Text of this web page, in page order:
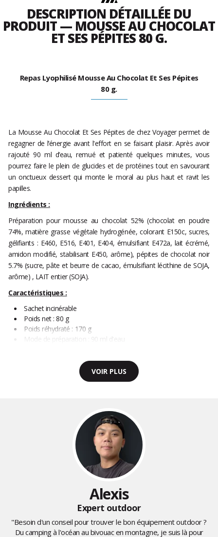
DESCRIPTION DÉTAILLÉE DU
PRODUIT — MOUSSE AU CHOCOLAT
ET SES PÉPITES 80 G.
Repas Lyophilisé Mousse Au Chocolat Et Ses Pépites
80 g.
La Mousse Au Chocolat Et Ses Pépites de chez Voyager permet de
regagner de l’énergie avant l'effort en se faisant plaisir. Après avoir
rajouté 90 ml d’eau, remué et patienté quelques minutes, vous
pourrez faire le plein de glucides et de protéines tout en savourant
un onctueux dessert qui monte le moral au plus haut et ravit les
papilles.
Ingrédients :
Préparation pour mousse au chocolat 52% (chocolat en poudre
74%, matière grasse végétale hydrogénée, colorant E150c, sucres,
gélifiants : E460, E516, E401, E404, émulsifiant E472a, lait écrémé,
amidon modifié, stabilisant E450, arôme), pépites de chocolat noir
5.7% (sucre, pâte et beurre de cacao, émulsifiant lécithine de SOJA,
arôme) , LAIT entier (SOJA).
Caractéristiques :
Sachet incinérable
Poids net : 80 g
Poids réhydraté : 170 g
Mode de préparation : 90 ml d'eau
VOIR PLUS
Alexis
Expert outdoor
"Besoin d'un conseil pour trouver le bon équipement outdoor ?
Du camping à l'océan au bivouac en montagne, je suis là pour